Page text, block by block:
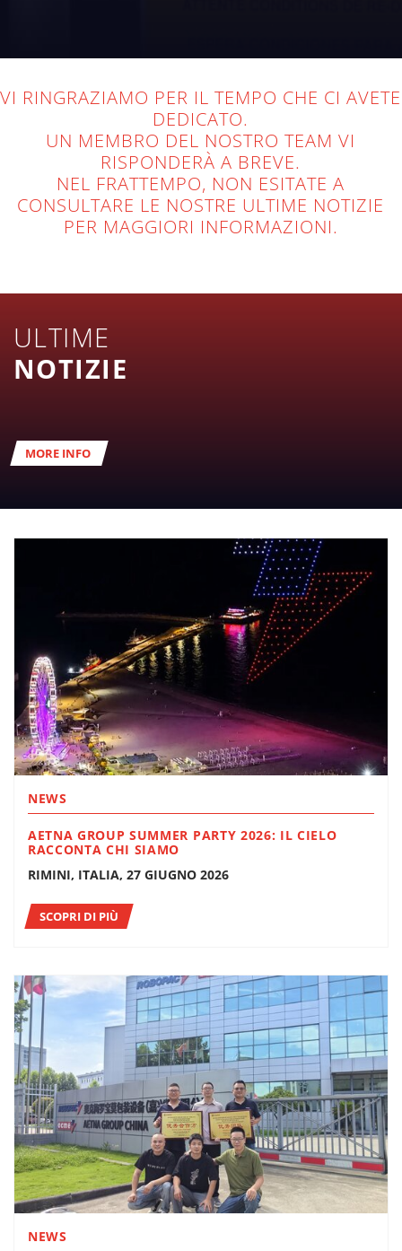
VI RINGRAZIAMO PER IL TEMPO CHE CI AVETE
DEDICATO.
UN MEMBRO DEL NOSTRO TEAM VI
RISPONDERÀ A BREVE.
NEL FRATTEMPO, NON ESITATE A
CONSULTARE LE NOSTRE ULTIME NOTIZIE
PER MAGGIORI INFORMAZIONI.
ULTIME
NOTIZIE
MORE INFO
NEWS
AETNA GROUP SUMMER PARTY 2026: IL CIELO
RACCONTA CHI SIAMO
RIMINI, ITALIA, 27 GIUGNO 2026
SCOPRI DI PIÙ
NEWS